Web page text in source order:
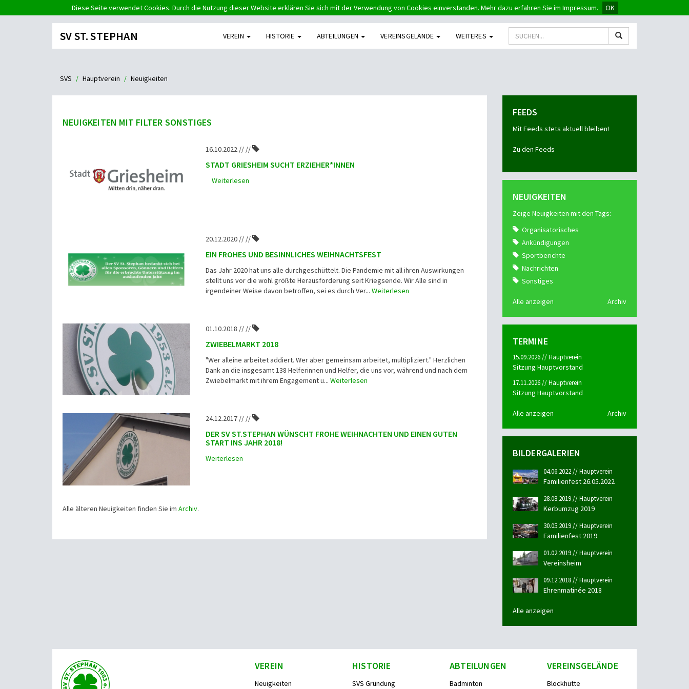
Diese Seite verwendet Cookies. Durch die Nutzung dieser Website erklären Sie sich mit der Verwendung von Cookies einverstanden. Mehr dazu erfahren Sie im Impressum. OK
SV ST. STEPHAN VEREIN HISTORIE ABTEILUNGEN VEREINSGELÄNDE WEITERES
SVS Hauptverein Neuigkeiten
NEUIGKEITEN MIT FILTER SONSTIGES
16.10.2022 // //
STADT GRIESHEIM SUCHT ERZIEHER*INNEN
Weiterlesen
20.12.2020 // //
EIN FROHES UND BESINNLICHES WEIHNACHTSFEST
Das Jahr 2020 hat uns alle durchgeschüttelt. Die Pandemie mit all ihren Auswirkungen
stellt uns vor die wohl größte Herausforderung seit Kriegsende. Wir Alle sind in
irgendeiner Weise davon betroffen, sei es durch Ver...Weiterlesen
01.10.2018 // //
ZWIEBELMARKT 2018
"Wer alleine arbeitet addiert. Wer aber gemeinsam arbeitet, multipliziert." Herzlichen
Dank an die insgesamt 138 Helferinnen und Helfer, die uns vor, während und nach dem
Zwiebelmarkt mit ihrem Engagement u...Weiterlesen
24.12.2017 // //
DER SV ST.STEPHAN WÜNSCHT FROHE WEIHNACHTEN UND EINEN GUTEN
START INS JAHR 2018!
Weiterlesen
Alle älteren Neuigkeiten finden Sie im Archiv.
FEEDS
Mit Feeds stets aktuell bleiben!
Zu den Feeds
NEUIGKEITEN
Zeige Neuigkeiten mit den Tags:
Organisatorisches
Ankündigungen
Sportberichte
Nachrichten
Sonstiges
Alle anzeigen Archiv
TERMINE
15.09.2026 // Hauptverein
Sitzung Hauptvorstand
17.11.2026 // Hauptverein
Sitzung Hauptvorstand
Alle anzeigen Archiv
BILDERGALERIEN
04.06.2022 // Hauptverein
Familienfest 26.05.2022
28.08.2019 // Hauptverein
Kerbumzug 2019
30.05.2019 // Hauptverein
Familienfest 2019
01.02.2019 // Hauptverein
Vereinsheim
09.12.2018 // Hauptverein
Ehrenmatinée 2018
Alle anzeigen
VEREIN
Neuigkeiten
HISTORIE
SVS Gründung
ABTEILUNGEN
Badminton
VEREINSGELÄNDE
Blockhütte